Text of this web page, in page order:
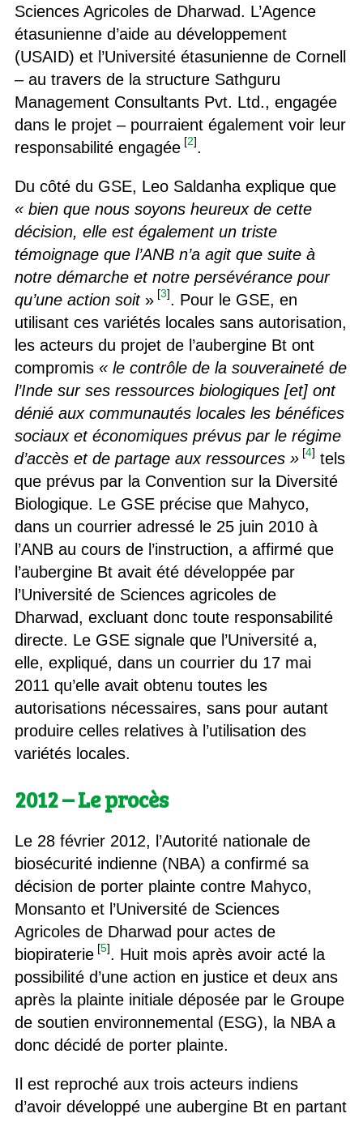
Sciences Agricoles de Dharwad. L’Agence
étasunienne d’aide au développement
(USAID) et l’Université étasunienne de Cornell
– au travers de la structure Sathguru
Management Consultants Pvt. Ltd., engagée
dans le projet – pourraient également voir leur
responsabilité engagée [2].
Du côté du GSE, Leo Saldanha explique que
« bien que nous soyons heureux de cette
décision, elle est également un triste
témoignage que l’ANB n’a agit que suite à
notre démarche et notre persévérance pour
qu’une action soit» [3]. Pour le GSE, en
utilisant ces variétés locales sans autorisation,
les acteurs du projet de l’aubergine Bt ont
compromis « le contrôle de la souveraineté de
l’Inde sur ses ressources biologiques [et] ont
dénié aux communautés locales les bénéfices
sociaux et économiques prévus par le régime
d’accès et de partage aux ressources » [4] tels
que prévus par la Convention sur la Diversité
Biologique. Le GSE précise que Mahyco,
dans un courrier adressé le 25 juin 2010 à
l’ANB au cours de l’instruction, a affirmé que
l’aubergine Bt avait été développée par
l’Université de Sciences agricoles de
Dharwad, excluant donc toute responsabilité
directe. Le GSE signale que l’Université a,
elle, expliqué, dans un courrier du 17 mai
2011 qu’elle avait obtenu toutes les
autorisations nécessaires, sans pour autant
produire celles relatives à l’utilisation des
variétés locales.
2012 – Le procès
Le 28 février 2012, l’Autorité nationale de
biosécurité indienne (NBA) a confirmé sa
décision de porter plainte contre Mahyco,
Monsanto et l’Université de Sciences
Agricoles de Dharwad pour actes de
biopiraterie [5]. Huit mois après avoir acté la
possibilité d’une action en justice et deux ans
après la plainte initiale déposée par le Groupe
de soutien environnemental (ESG), la NBA a
donc décidé de porter plainte.
Il est reproché aux trois acteurs indiens
d’avoir développé une aubergine Bt en partant